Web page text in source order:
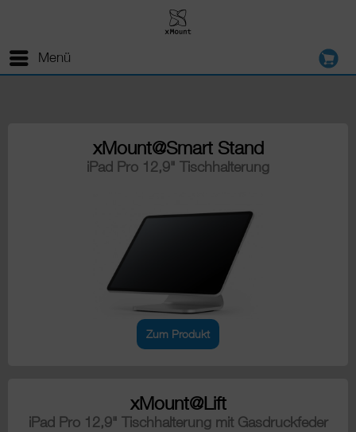
Menü
xMount@Smart Stand
iPad Pro 12,9" Tischhalterung
Zum Produkt
xMount@Lift
iPad Pro 12,9" Tischhalterung mit Gasdruckfeder